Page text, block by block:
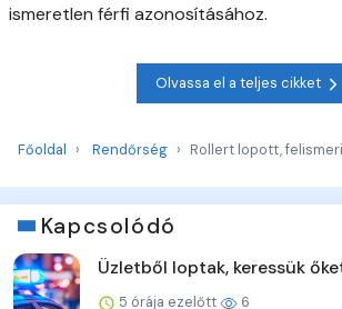
ismeretlen férfi azonosításához.
Olvassa el a teljes cikket
Főoldal Rendőrség Rollert lopott,
Kapcsolódó
Üzletből loptak, keressük
5 órája ezelőtt 6